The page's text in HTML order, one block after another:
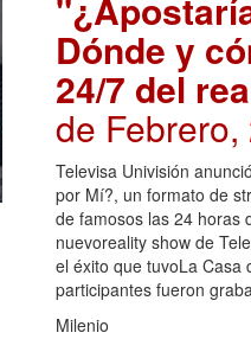
Dónde y
24/7 del
de
Televisa Univisión
por Mí?, un formato de
de famosos las 24 horas
nuevoreality show de
el éxito que tuvoLa Casa
participantes fueron
Milenio